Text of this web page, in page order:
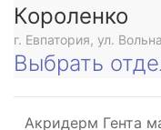
Короленко
г. Евпатория, ул.
Выбрать
Акридерм Гента